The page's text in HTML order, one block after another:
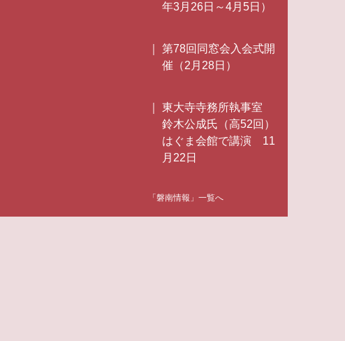
年3月26日～4月5日）
第78回同窓会入会式開
催（2月28日）
東大寺寺務所執事室
鈴木公成氏（高52回）
はぐま会館で講演 11
月22日
「磐南情報」一覧へ